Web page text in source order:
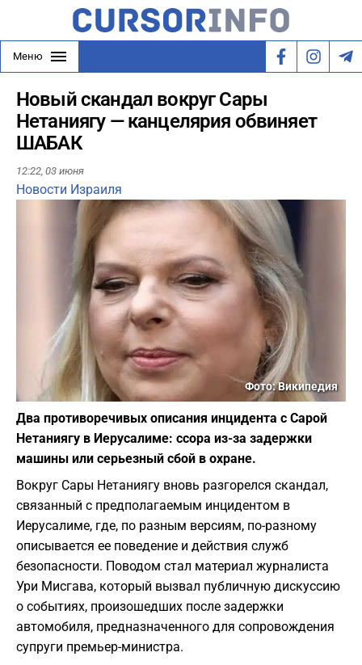
Меню
Новый скандал вокруг Сары
Нетаниягу — канцелярия обвиняет
ШАБАК
12:22, 03 июня
Новости Израиля
Фото: Википедия
Два противоречивых описания инцидента с Сарой
Нетаниягу в Иерусалиме: ссора из-за задержки
машины или серьезный сбой в охране.
Вокруг Сары Нетаниягу вновь разгорелся скандал,
связанный с предполагаемым инцидентом в
Иерусалиме, где, по разным версиям, по-разному
описывается ее поведение и действия служб
безопасности. Поводом стал материал журналиста
Ури Мисгава, который вызвал публичную дискуссию
о событиях, произошедших после задержки
автомобиля, предназначенного для сопровождения
супруги премьер-министра.